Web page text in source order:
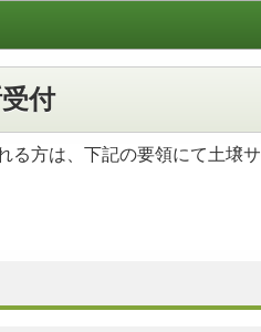
付
る方は、下記の要領にて土壌